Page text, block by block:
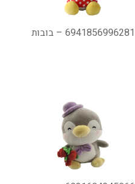
6941856996281 – בובות